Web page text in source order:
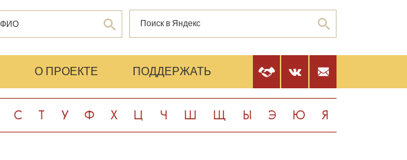
О ПРОЕКТЕ ПОДДЕРЖАТЬ
С Т У Ф Х Ц Ч Ш Щ Ы Э Ю Я